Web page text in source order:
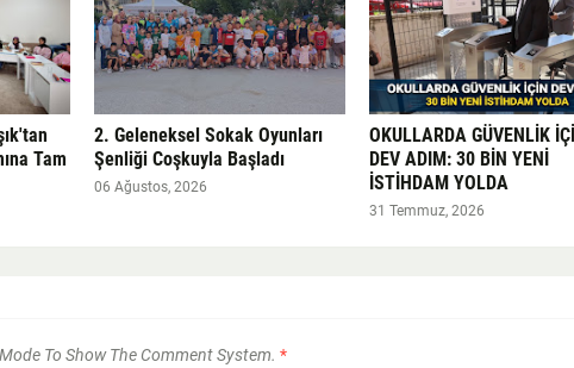
Tam
2. Geleneksel Sokak Oyunları
Şenliği Coşkuyla Başladı
06 Ağustos, 2026
OKULLARDA GÜVENLİK
DEV ADIM: 30 BİN YENİ
İSTİHDAM YOLDA
31 Temmuz, 2026
To Show The Comment System. *